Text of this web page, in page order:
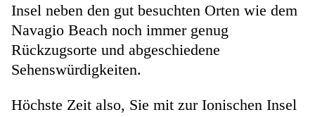
Insel neben den gut besuchten Orten wie dem
Navagio Beach noch immer genug
Rückzugsorte und abgeschiedene
Sehenswürdigkeiten.
Höchste Zeit also, Sie mit zur Ionischen Insel